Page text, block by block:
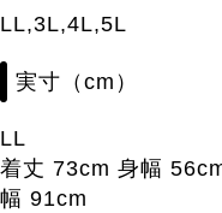
LL,3L,4L,5L
実寸（cm）
LL
着丈 73cm 身幅
幅 91cm